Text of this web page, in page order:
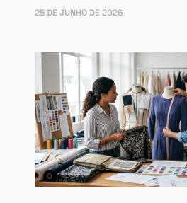
25 DE JUNHO DE 2026